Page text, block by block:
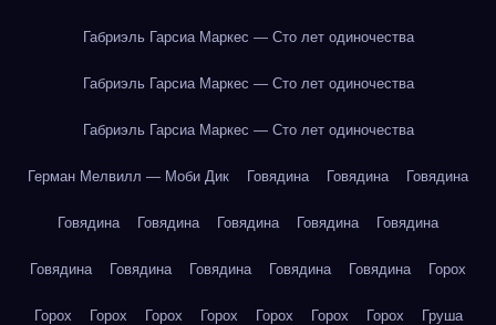
Габриэль Гарсиа Маркес — Сто лет одиночества
Габриэль Гарсиа Маркес — Сто лет одиночества
Габриэль Гарсиа Маркес — Сто лет одиночества
Герман Мелвилл — Моби Дик Говядина Говядина Говядина
Говядина Говядина Говядина Говядина Говядина
Говядина Говядина Говядина Говядина Говядина Горох
Горох Горох Горох Горох Горох Горох Горох Груша